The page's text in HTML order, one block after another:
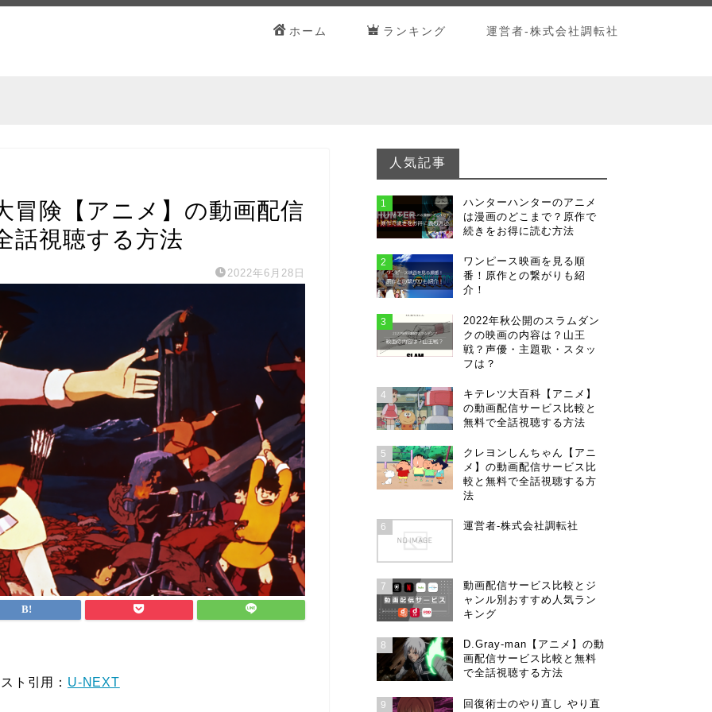
ホーム ランキング 運営者-株式会社調転社
険【アニメ】の動画配信
話視聴する方法
2022年6月28日
ト引用： U-NEXT
人気記事
1
ハンターハンターのアニメ
は漫画のどこまで？原作で
続きをお得に読む方法
2
ワンピース映画を見る順
番！原作との繋がりも紹
介！
3
2022年秋公開のスラムダン
クの映画の内容は？山王
戦？声優・主題歌・スタッ
フは？
4
キテレツ大百科【アニメ】
の動画配信サービス比較と
無料で全話視聴する方法
5
クレヨンしんちゃん【アニ
メ】の動画配信サービス比
較と無料で全話視聴する方
法
6 運営者-株式会社調転社
7
動画配信サービス比較とジ
ャンル別おすすめ人気ラン
キング
8
D.Gray-man【アニメ】の動
画配信サービス比較と無料
で全話視聴する方法
9
回復術士のやり直し やり直